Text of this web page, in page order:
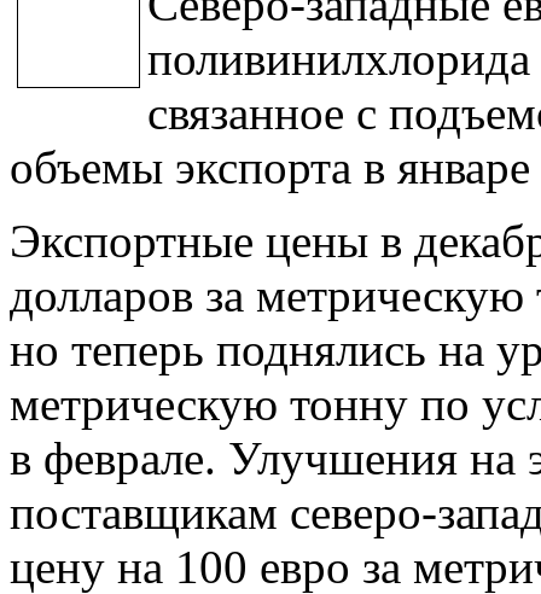
связанное с
объемы экспорта в
Экспортные цены в
долларов за
но теперь поднялись на
метрическую тонну по
в феврале. Улучшения на
поставщикам северо-
цену на 100 евро за